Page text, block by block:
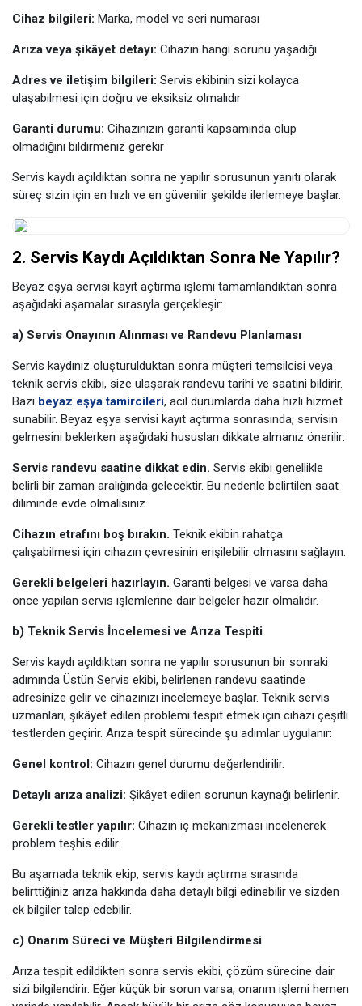
Cihaz bilgileri: Marka, model ve seri numarası
Arıza veya şikâyet detayı: Cihazın hangi sorunu yaşadığı
Adres ve iletişim bilgileri: Servis ekibinin sizi kolayca
ulaşabilmesi için doğru ve eksiksiz olmalıdır
Garanti durumu: Cihazınızın garanti kapsamında olup
olmadığını bildirmeniz gerekir
Servis kaydı açıldıktan sonra ne yapılır sorusunun yanıtı olarak
süreç sizin için en hızlı ve en güvenilir şekilde ilerlemeye başlar.
2. Servis Kaydı Açıldıktan Sonra Ne Yapılır?
Beyaz eşya servisi kayıt açtırma işlemi tamamlandıktan sonra
aşağıdaki aşamalar sırasıyla gerçekleşir:
a) Servis Onayının Alınması ve Randevu Planlaması
Servis kaydınız oluşturulduktan sonra müşteri temsilcisi veya
teknik servis ekibi, size ulaşarak randevu tarihi ve saatini bildirir.
Bazı beyaz eşya tamircileri, acil durumlarda daha hızlı hizmet
sunabilir. Beyaz eşya servisi kayıt açtırma sonrasında, servisin
gelmesini beklerken aşağıdaki hususları dikkate almanız önerilir:
Servis randevu saatine dikkat edin. Servis ekibi genellikle
belirli bir zaman aralığında gelecektir. Bu nedenle belirtilen saat
diliminde evde olmalısınız.
Cihazın etrafını boş bırakın. Teknik ekibin rahatça
çalışabilmesi için cihazın çevresinin erişilebilir olmasını sağlayın.
Gerekli belgeleri hazırlayın. Garanti belgesi ve varsa daha
önce yapılan servis işlemlerine dair belgeler hazır olmalıdır.
b) Teknik Servis İncelemesi ve Arıza Tespiti
Servis kaydı açıldıktan sonra ne yapılır sorusunun bir sonraki
adımında Üstün Servis ekibi, belirlenen randevu saatinde
adresinize gelir ve cihazınızı incelemeye başlar. Teknik servis
uzmanları, şikâyet edilen problemi tespit etmek için cihazı çeşitli
testlerden geçirir. Arıza tespit sürecinde şu adımlar uygulanır:
Genel kontrol: Cihazın genel durumu değerlendirilir.
Detaylı arıza analizi: Şikâyet edilen sorunun kaynağı belirlenir.
Gerekli testler yapılır: Cihazın iç mekanizması incelenerek
problem teşhis edilir.
Bu aşamada teknik ekip, servis kaydı açtırma sırasında
belirttiğiniz arıza hakkında daha detaylı bilgi edinebilir ve sizden
ek bilgiler talep edebilir.
c) Onarım Süreci ve Müşteri Bilgilendirmesi
Arıza tespit edildikten sonra servis ekibi, çözüm sürecine dair
sizi bilgilendirir. Eğer küçük bir sorun varsa, onarım işlemi hemen